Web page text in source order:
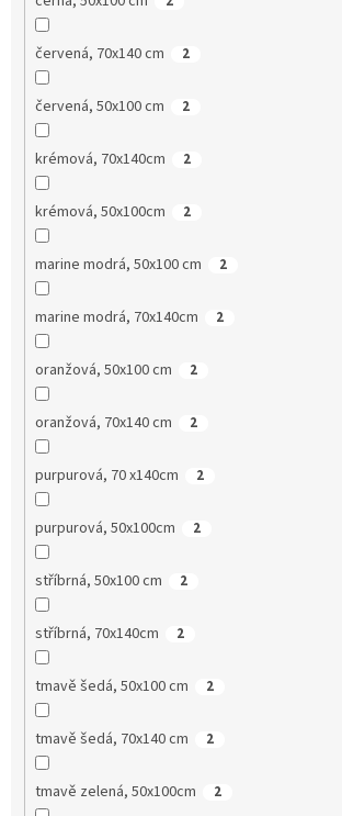
červená, 70x140 cm 2
červená, 50x100 cm 2
krémová, 70x140cm 2
krémová, 50x100cm 2
marine modrá, 50x100 cm 2
marine modrá, 70x140cm 2
oranžová, 50x100 cm 2
oranžová, 70x140 cm 2
purpurová, 70 x140cm 2
purpurová, 50x100cm 2
stříbrná, 50x100 cm 2
stříbrná, 70x140cm 2
tmavě šedá, 50x100 cm 2
tmavě šedá, 70x140 cm 2
tmavě zelená, 50x100cm 2